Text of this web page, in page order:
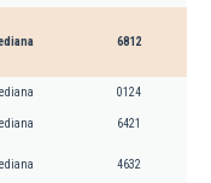
6812
0124
6421
4632